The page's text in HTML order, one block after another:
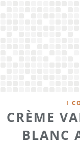
I
CRÈME
BLANC